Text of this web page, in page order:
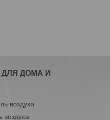
ДОМА И
воздуха
воздуха